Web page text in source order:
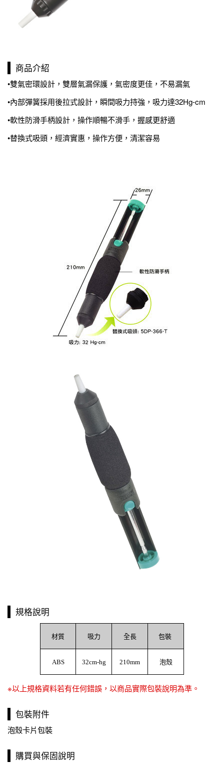
商品介紹
•雙氣密環設計，雙層氣漏保護，氣密度更佳，不易漏氣
•內部彈簧採用後拉式設計，瞬間吸力持強，吸力達32Hg-cm
•軟性防滑手柄設計，操作順暢不滑手，握感更舒適
•替換式吸頭，經濟實惠，操作方便，清潔容易
規格說明
材質 吸力 全長 包裝
ABS 32cm-hg 210mm 泡殼
※以上規格資料若有任何錯誤，以商品實際包裝說明為準。
包裝附件
泡殼卡片包裝
購買與保固說明